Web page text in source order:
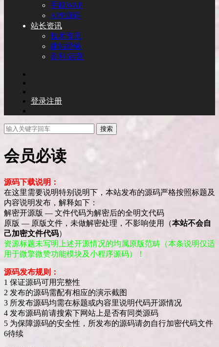
手机WAP
APP源码
站长资讯
技术资讯
建站经验
盈利/运营
登录注册
搜索
会员必读
源码下载说明：
在这里需要说明特别说明下，本站发布的源码严格按照标题及
内容说明发布，解释如下：
解密开源版 — 文件代码为解密后的全明文代码
原版 — 原版文件，未做解密处理，不影响使用（本站不会自
己加密文件代码）
资源标题未写明上述开源情况的均属原版范畴（本条说明仅适
用于微擎微赞功能模块及小程序源码）！
源码发布规则：
1 保证源码可用完整性
2 发布的源码需配有相应的演示截图
3 所发布源码均需在标题或内容里说明代码开源情况
4 发布源码前请搜索下网站上是否有同类源码
5 为保障源码的安全性，所发布的源码请勿自行加密代码文件
6待续